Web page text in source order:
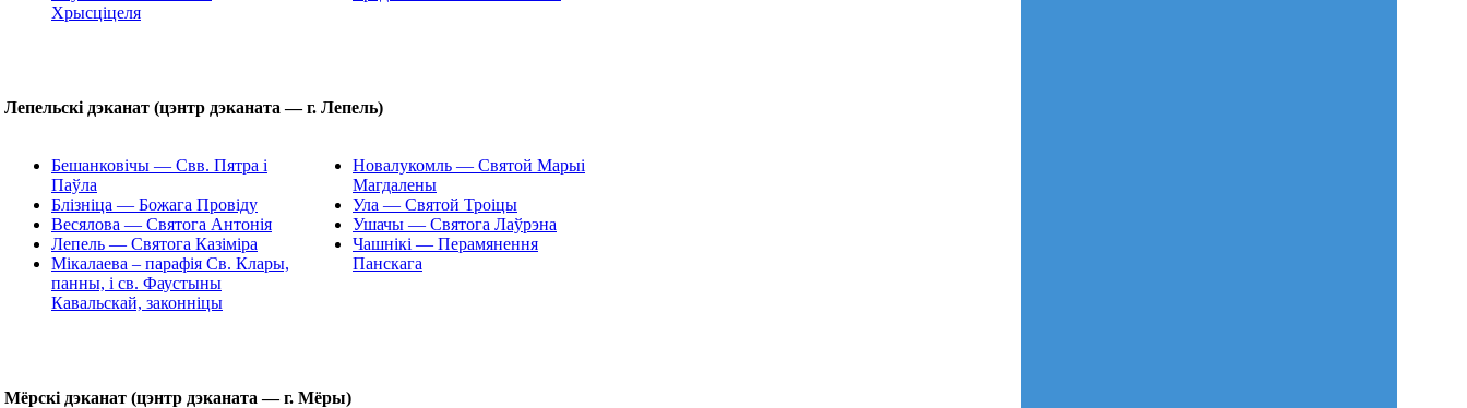
Хрысціцеля
Лепельскі дэканат (цэнтр дэканата — г. Лепель)
Бешанковічы — Свв. Пятра і
Паўла
Блізніца — Божага Провіду
Весялова — Святога Антонія
Лепель — Святога Казіміра
Мікалаева – парафія Св. Клары,
панны, i св. Фаустыны
Кавальскай, законніцы
Новалукомль — Святой Марыі
Магдалены
Ула — Святой Троіцы
Ушачы — Святога Лаўрэна
Чашнікі — Перамянення
Панскага
Мёрскі дэканат (цэнтр дэканата — г. Мёры)